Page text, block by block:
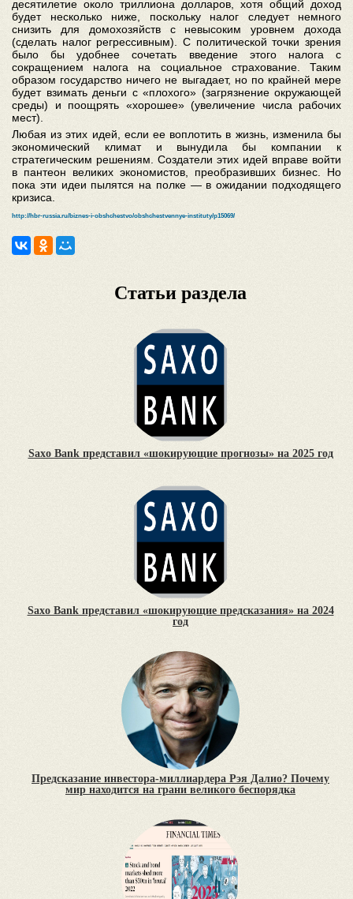
десятилетие около триллиона долларов, хотя общий доход
будет несколько ниже, поскольку налог следует немного
снизить для домохозяйств с невысоким уровнем дохода
(сделать налог регрессивным). С политической точки зрения
было бы удобнее сочетать введение этого налога с
сокращением налога на социальное страхование. Таким
образом государство ничего не выгадает, но по крайней мере
будет взимать деньги с «плохого» (загрязнение окружающей
среды) и поощрять «хорошее» (увеличение числа рабочих
мест).
Любая из этих идей, если ее воплотить в жизнь, изменила бы
экономический климат и вынудила бы компании к
стратегическим решениям. Создатели этих идей вправе войти
в пантеон великих экономистов, преобразивших бизнес. Но
пока эти идеи пылятся на полке — в ожидании подходящего
кризиса.
http://hbr-russia.ru/biznes-i-obshchestvo/obshchestvennye-instituty/p15069/
Статьи раздела
Saxo Bank представил «шокирующие прогнозы» на 2025 год
Saxo Bank представил «шокирующие предсказания» на 2024
год
Предсказание инвестора-миллиардера Рэя Далио? Почему
мир находится на грани великого беспорядка